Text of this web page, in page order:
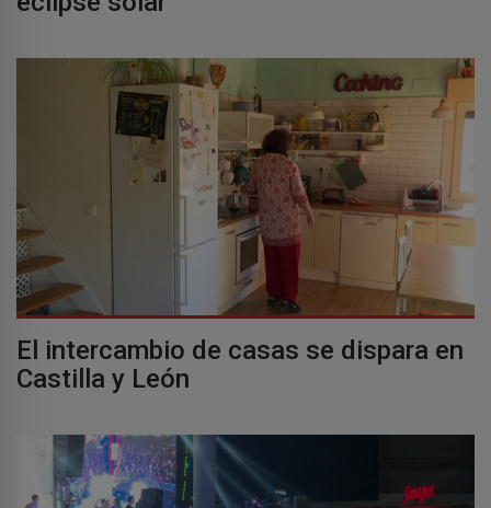
El intercambio de casas se dispara en
Castilla y León